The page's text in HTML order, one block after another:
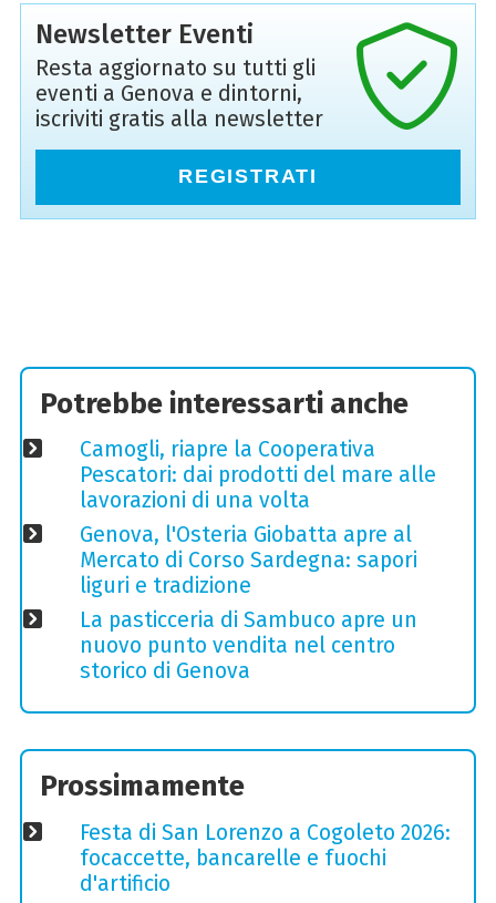
Newsletter Eventi
Resta aggiornato su tutti gli
eventi a Genova e dintorni,
iscriviti gratis alla newsletter
REGISTRATI
Potrebbe interessarti anche
Camogli, riapre la Cooperativa
Pescatori: dai prodotti del mare alle
lavorazioni di una volta
Genova, l'Osteria Giobatta apre al
Mercato di Corso Sardegna: sapori
liguri e tradizione
La pasticceria di Sambuco apre un
nuovo punto vendita nel centro
storico di Genova
Prossimamente
Festa di San Lorenzo a Cogoleto 2026:
focaccette, bancarelle e fuochi
d'artificio